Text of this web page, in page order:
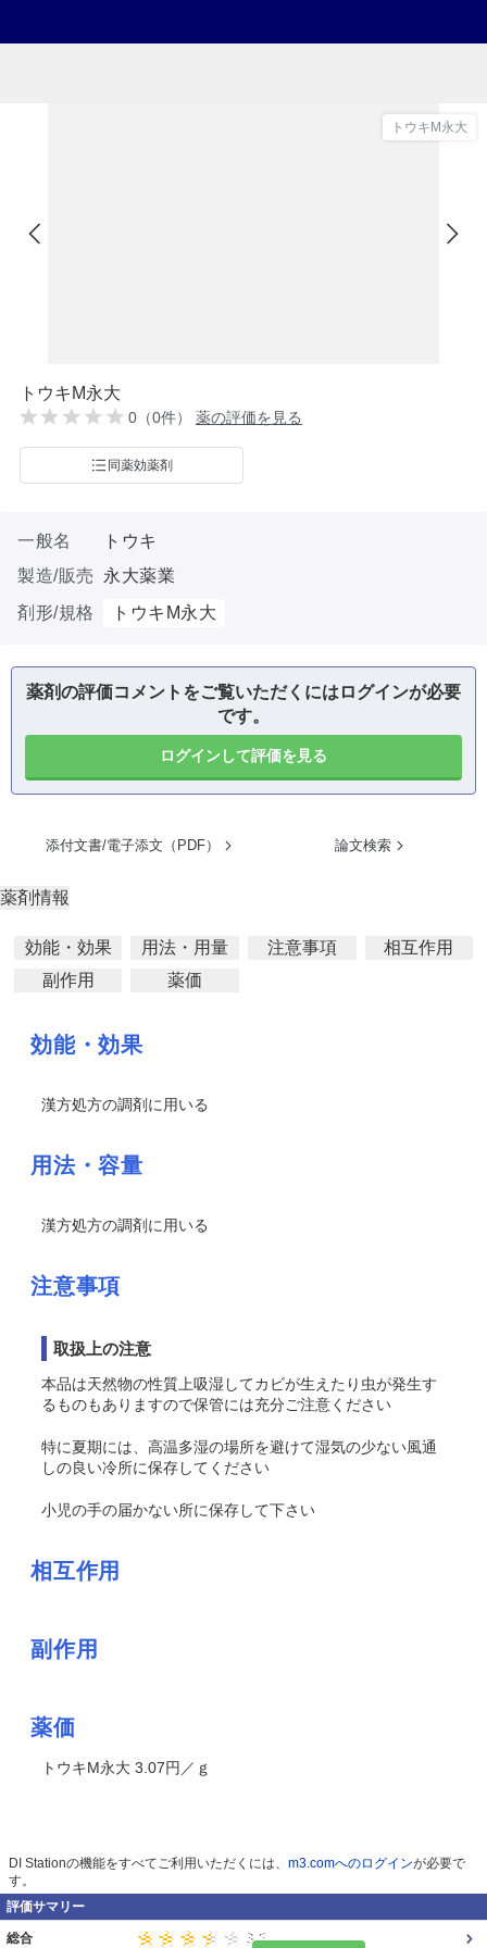
トウキM永大
トウキM永大
0（0件） 薬の評価を見る
同薬効薬剤
一般名
トウキ
製造/販売
永大薬業
剤形/規格
トウキM永大
薬剤の評価コメントをご覧いただくにはログインが必要
です。
ログインして評価を見る
添付文書/電子添文（PDF） 論文検索
薬剤情報
効能・効果 用法・用量 注意事項
相互作用
副作用
薬価
効能・効果
漢方処方の調剤に用いる
用法・容量
漢方処方の調剤に用いる
注意事項
取扱上の注意
本品は天然物の性質上吸湿してカビが生えたり虫が発生す
るものもありますので保管には充分ご注意ください
特に夏期には、高温多湿の場所を避けて湿気の少ない風通
しの良い冷所に保存してください
小児の手の届かない所に保存して下さい
相互作用
副作用
薬価
トウキM永大 3.07円／ｇ
DI Stationの機能をすべてご利用いただくには、 m3.comへのログインが必要で
す。
評価サマリー
総合